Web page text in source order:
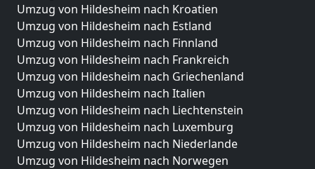
Umzug von Hildesheim nach Kroatien
Umzug von Hildesheim nach Estland
Umzug von Hildesheim nach Finnland
Umzug von Hildesheim nach Frankreich
Umzug von Hildesheim nach Griechenland
Umzug von Hildesheim nach Italien
Umzug von Hildesheim nach Liechtenstein
Umzug von Hildesheim nach Luxemburg
Umzug von Hildesheim nach Niederlande
Umzug von Hildesheim nach Norwegen